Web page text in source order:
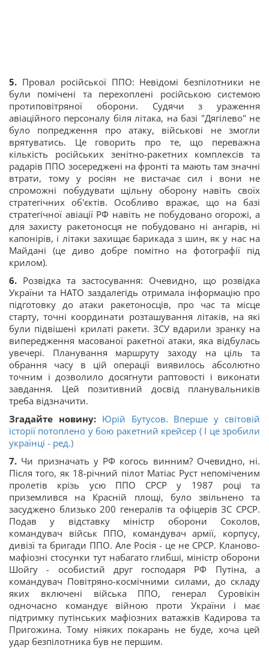
5. Провал російської ППО: Невідомі безпілотники не
були помічені та перехоплені російською системою
протиповітряної оборони. Судячи з ураження
авіаційного персоналу біля літака, на базі "Дягілево" не
було попредження про атаку, військові не змогли
врятуватись. Це говорить про те, що переважна
кількість російських зенітно-ракетних комплексів та
радарів ППО зосереджені на фронті та мають там значні
втрати, тому у росіян не вистачає сил і вони не
спроможні побудувати щільну оборону навіть своїх
стратегічних об'єктів. Особливо вражає, що на базі
стратегічної авіації РФ навіть не побудовано огорожі, а
для захисту ракетоносця не побудовано ні ангарів, ні
капонірів, і літаки захищає барикада з шин, як у нас на
Майдані (це диво добре помітно на фотографії під
крилом).
6. Розвідка та застосування: Очевидно, що розвідка
України та НАТО заздалегідь отримала інформацію про
підготовку до атаки ракетоносців, про час та місце
старту, точні координати розташування літаків, на які
були підвішені крилаті ракети. ЗСУ вдарили зранку на
випередження масованої ракетної атаки, яка відбулась
увечері. Планування маршруту заходу на ціль та
обрання часу в цій операції виявилось абсолютно
точним і дозволило досягнути раптовості і виконати
завдання. Цей позитивний досвід планувальників
треба відзначити.
Згадайте новину: Юрій Бутусов. Вперше у світовій
історії потоплено у бою ракетний крейсер ( І це зробили
українці - ред.)
7. Чи призначать у РФ когось винним? Очевидно, ні.
Після того, як 18-річний пілот Матіас Руст непоміченим
пролетів крізь усю ППО СРСР у 1987 році та
приземлився на Красній площі, було звільнено та
засуджено близько 200 генералів та офіцерів ЗС СРСР.
Подав у відставку міністр оборони Соколов,
командувач військ ППО, командувач армії, корпусу,
дивізї та бригади ППО. Але Росія - це не СРСР. Кланово-
мафіозні стосунки тут набагато глибші, міністр оборони
Шойгу - особистий друг господаря РФ Путіна, а
командувач Повітряно-космічними силами, до складу
яких включені війська ППО, генерал Суровікін
одночасно командує війною проти України і має
підтримку путінських мафіозних ватажків Кадирова та
Пригожина. Тому ніяких покарань не буде, хоча цей
удар безпілотника був не першим.